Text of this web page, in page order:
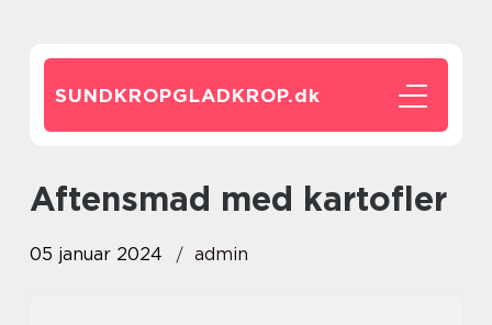
SUNDKROPGLADKROP.dk
aftensmad med kartofler
05 januar 2024 admin